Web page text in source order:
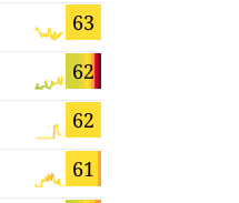
63
62
62
61